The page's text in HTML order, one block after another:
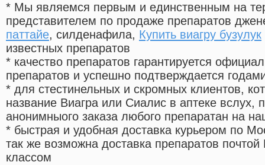
* Мы являемся первым и единственным на
представителем по продаже препаратов
паттайе, силденафила, Купить виагру бузулук
известных препаратов
* качество препаратов гарантируется
препаратов и успешно подтверждается
* для стестинельных и скромных клиентов,
название Виагра или Сиалис в аптеке вслух,
анонимныого заказа любого препаратан на
* быстрая и удобная доставка курьером по
так же возможна доставка препаратов
классом